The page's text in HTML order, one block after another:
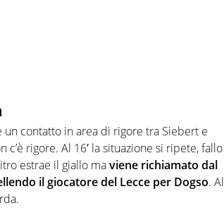
un contatto in area di rigore tra Siebert e
rigore. Al 16′ la situazione si ripete, fallo
estrae il giallo maviene richiamato dal
il giocatore del Lecce per Dogso. Al